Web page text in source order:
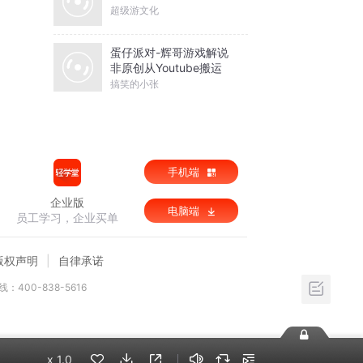
超级游文化
蛋仔派对-辉哥游戏解说
非原创从Youtube搬运
搞笑的小张
x 1.0
企业版
员工学习，企业买单
手机端
电脑端
权声明 自律承诺
：400-838-5616